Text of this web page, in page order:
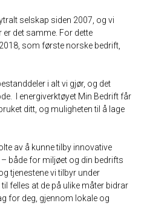
selskap siden 2007, og vi
er det samme. For dette
som første norske bedrift,
i alt vi gjør, og det
I energiverktøyet Min Bedrift får
ditt, og muligheten til å lage
av å kunne tilby innovative
både for miljøet og din bedrifts
tjenestene vi tilbyr under
felles at de på ulike måter bidrar
for deg, gjennom lokale og